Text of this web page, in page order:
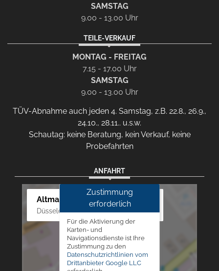
SAMSTAG
9.00 - 13.00 Uhr
TEILE-VERKAUF
MONTAG - FREITAG
7.15 - 17.00 Uhr
SAMSTAG
9.00 - 13.00 Uhr
TÜV-Abnahme auch jeden 4. Samstag, z.B. 22.8., 26.9.,
24.10., 28.11.. u.s.w.
Schautag: keine Beratung, kein Verkauf, keine
Probefahrten
ANFAHRT
Altmann Autoland
Düsseldorfer Str. 69 - 79, 42781 Haan
Zustimmung
erforderlich
Für die Aktivierung der
Karten- und
Navigationsdienste ist Ihre
Zustimmung zu den
Datenschutzrichtlinien vom
Drittanbieter Google LLC